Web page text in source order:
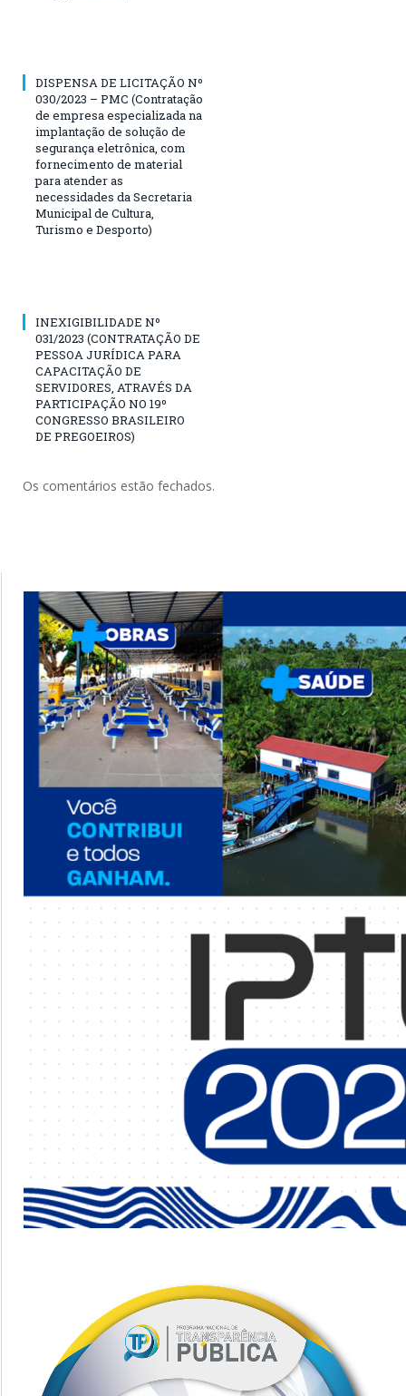
DISPENSA DE LICITAÇÃO Nº
030/2023 – PMC (Contratação
de empresa especializada na
implantação de solução de
segurança eletrônica, com
fornecimento de material
para atender as
necessidades da Secretaria
Municipal de Cultura,
Turismo e Desporto)
INEXIGIBILIDADE Nº
031/2023 (CONTRATAÇÃO DE
PESSOA JURÍDICA PARA
CAPACITAÇÃO DE
SERVIDORES, ATRAVÉS DA
PARTICIPAÇÃO NO 19º
CONGRESSO BRASILEIRO
DE PREGOEIROS)
Os comentários estão fechados.